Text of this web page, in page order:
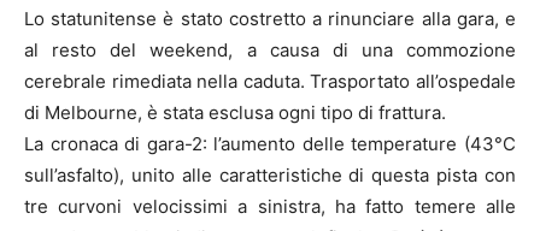
Lo statunitense è stato costretto a rinunciare alla gara, e
al resto del weekend, a causa di una commozione
cerebrale rimediata nella caduta. Trasportato all’ospedale
di Melbourne, è stata esclusa ogni tipo di frattura.
La cronaca di gara-2: l’aumento delle temperature (43°C
sull’asfalto), unito alle caratteristiche di questa pista con
tre curvoni velocissimi a sinistra, ha fatto temere alle